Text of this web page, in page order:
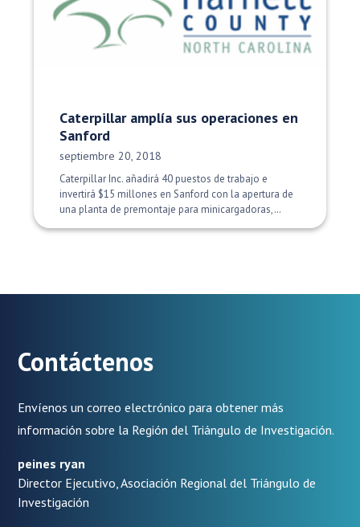
Caterpillar amplía sus operaciones en
Sanford
Fecha de publicación:
septiembre 20, 2018
Caterpillar Inc. añadirá 40 puestos de trabajo e
invertirá $15 millones en Sanford con la apertura de
una planta de premontaje para minicargadoras,…
Contáctenos
Envíenos un correo electrónico para obtener más
información sobre la Región del Triángulo de Investigación.
peines ryan
Director Ejecutivo, Asociación Regional del Triángulo de
Investigación